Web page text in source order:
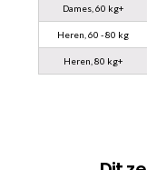
Dames, 60 kg+
Heren, 60 - 80 kg
Heren, 80 kg+